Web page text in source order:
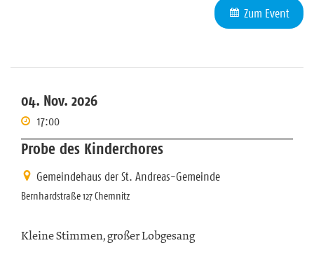
Zum Event
04. Nov. 2026
17:00
Probe des Kinderchores
Gemeindehaus der St. Andreas-Gemeinde
Bernhardstraße 127 Chemnitz
Kleine Stimmen, großer Lobgesang